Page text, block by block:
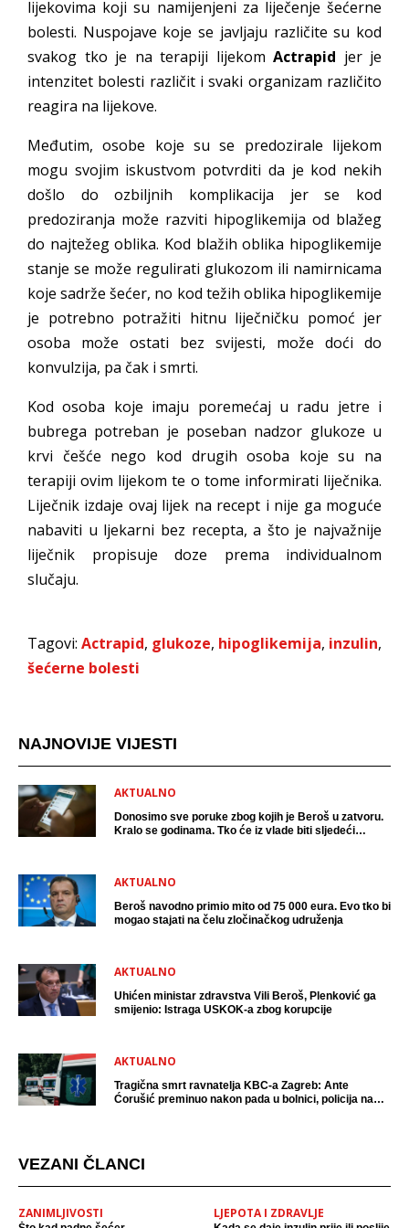
lijekovima koji su namijenjeni za liječenje šećerne
bolesti. Nuspojave koje se javljaju različite su kod
svakog tko je na terapiji lijekom Actrapid jer je
intenzitet bolesti različit i svaki organizam različito
reagira na lijekove.
Međutim, osobe koje su se predozirale lijekom
mogu svojim iskustvom potvrditi da je kod nekih
došlo do ozbiljnih komplikacija jer se kod
predoziranja može razviti hipoglikemija od blažeg
do najtežeg oblika. Kod blažih oblika hipoglikemije
stanje se može regulirati glukozom ili namirnicama
koje sadrže šećer, no kod težih oblika hipoglikemije
je potrebno potražiti hitnu liječničku pomoć jer
osoba može ostati bez svijesti, može doći do
konvulzija, pa čak i smrti.
Kod osoba koje imaju poremećaj u radu jetre i
bubrega potreban je poseban nadzor glukoze u
krvi češće nego kod drugih osoba koje su na
terapiji ovim lijekom te o tome informirati liječnika.
Liječnik izdaje ovaj lijek na recept i nije ga moguće
nabaviti u ljekarni bez recepta, a što je najvažnije
liječnik propisuje doze prema individualnom
slučaju.
Tagovi: Actrapid, glukoze, hipoglikemija, inzulin,
šećerne bolesti
NAJNOVIJE VIJESTI
AKTUALNO
Donosimo sve poruke zbog kojih je Beroš u zatvoru.
Kralo se godinama. Tko će iz vlade biti sljedeći
AKTUALNO
Beroš navodno primio mito od 75 000 eura. Evo tko bi
mogao stajati na čelu zločinačkog udruženja
AKTUALNO
Uhićen ministar zdravstva Vili Beroš, Plenković ga
smijenio: Istraga USKOK-a zbog korupcije
AKTUALNO
Tragična smrt ravnatelja KBC-a Zagreb: Ante
Ćorušić preminuo nakon pada u bolnici, policija na
VEZANI ČLANCI
ZANIMLJIVOSTI LJEPOTA I ZDRAVLJE